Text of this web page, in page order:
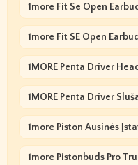
1more Fit Se Open
1more Fit SE Open
1MORE Penta Driver
1MORE Penta Driver
1more Piston Ausinės
1more Pistonbuds Pro